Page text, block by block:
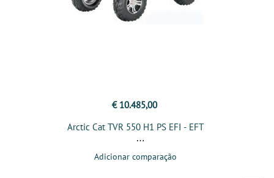
€ 10.485,00
Arctic Cat TVR 550 H1 PS EFI - EFT
Adicionar comparação